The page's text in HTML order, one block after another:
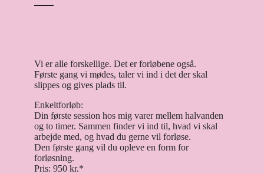
Vi er alle forskellige. Det er forløbene også.
Første gang vi mødes, taler vi ind i det der skal
slippes og gives plads til.
Enkeltforløb:
Din første session hos mig varer mellem halvanden
og to timer. Sammen finder vi ind til, hvad vi skal
arbejde med, og hvad du gerne vil forløse.
Den første gang vil du opleve en form for
forløsning.
Pris: 950 kr.*